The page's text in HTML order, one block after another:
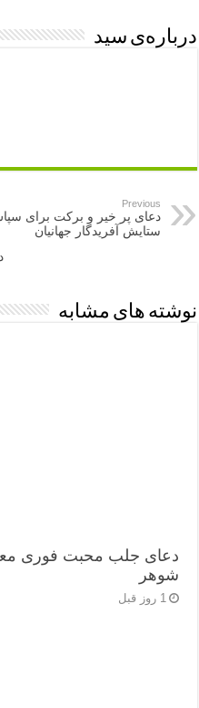
درباره‌ی سید
Previous
دعای پر خیر و برکت برای
ستایش آفریدگار جهانیان
نوشته های مشابه
دعای جلب محبت فوری
شوهر
1 روز قبل